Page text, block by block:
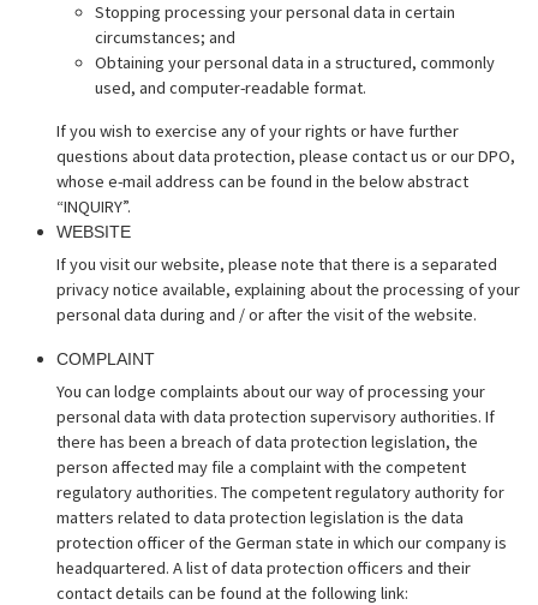
Stopping processing your personal data in certain
circumstances; and
Obtaining your personal data in a structured, commonly
used, and computer-readable format.
If you wish to exercise any of your rights or have further
questions about data protection, please contact us or our DPO,
whose e-mail address can be found in the below abstract
“INQUIRY”.
WEBSITE
If you visit our website, please note that there is a separated
privacy notice available, explaining about the processing of your
personal data during and / or after the visit of the website.
COMPLAINT
You can lodge complaints about our way of processing your
personal data with data protection supervisory authorities. If
there has been a breach of data protection legislation, the
person affected may file a complaint with the competent
regulatory authorities. The competent regulatory authority for
matters related to data protection legislation is the data
protection officer of the German state in which our company is
headquartered. A list of data protection officers and their
contact details can be found at the following link: